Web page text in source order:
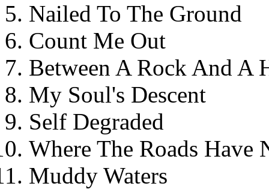
Nailed To The Ground
Count Me Out
Between A Rock And A
My Soul's Descent
Self Degraded
Where The Roads Have
Muddy Waters